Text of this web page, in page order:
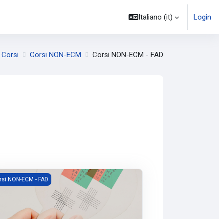
Italiano ‎(it)‎ Login
Corsi Corsi NON-ECM Corsi NON-ECM - FAD
ECMdel corso Analisi della disparità di fissazione e
NON-ECM - FAD